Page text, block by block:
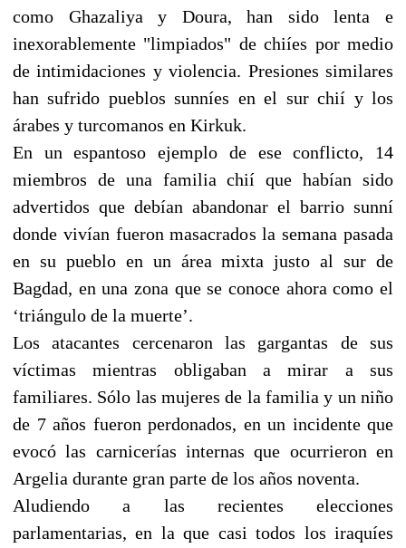
como Ghazaliya y Doura, han sido lenta e
inexorablemente "limpiados" de chiíes por medio
de intimidaciones y violencia. Presiones similares
han sufrido pueblos sunníes en el sur chií y los
árabes y turcomanos en Kirkuk.
En un espantoso ejemplo de ese conflicto, 14
miembros de una familia chií que habían sido
advertidos que debían abandonar el barrio sunní
donde vivían fueron masacrados la semana pasada
en su pueblo en un área mixta justo al sur de
Bagdad, en una zona que se conoce ahora como el
‘triángulo de la muerte’.
Los atacantes cercenaron las gargantas de sus
víctimas mientras obligaban a mirar a sus
familiares. Sólo las mujeres de la familia y un niño
de 7 años fueron perdonados, en un incidente que
evocó las carnicerías internas que ocurrieron en
Argelia durante gran parte de los años noventa.
Aludiendo a las recientes elecciones
parlamentarias, en la que casi todos los iraquíes